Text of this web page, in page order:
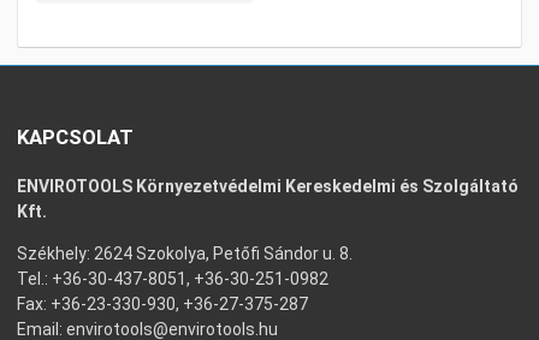
KAPCSOLAT
ENVIROTOOLS Környezetvédelmi Kereskedelmi és Szolgáltató
Kft.
Székhely: 2624 Szokolya, Petőfi Sándor u. 8.
Tel.: +36-30-437-8051, +36-30-251-0982
Fax: +36-23-330-930, +36-27-375-287
Email: envirotools@envirotools.hu